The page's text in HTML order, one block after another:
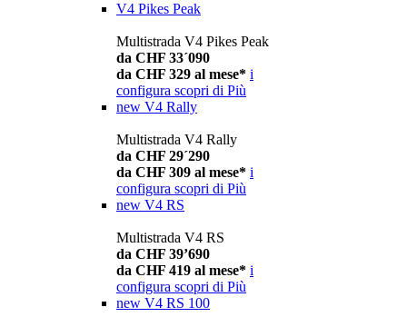
V4 Pikes Peak
Multistrada V4 Pikes Peak
da CHF 33´090
da CHF 329 al mese* i
configura scopri di Più
new V4 Rally
Multistrada V4 Rally
da CHF 29´290
da CHF 309 al mese* i
configura scopri di Più
new V4 RS
Multistrada V4 RS
da CHF 39’690
da CHF 419 al mese* i
configura scopri di Più
new V4 RS 100